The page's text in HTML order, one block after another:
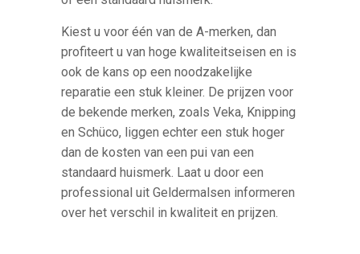
Kiest u voor één van de A-merken, dan
profiteert u van hoge kwaliteitseisen en is
ook de kans op een noodzakelijke
reparatie een stuk kleiner. De prijzen voor
de bekende merken, zoals Veka, Knipping
en Schüco, liggen echter een stuk hoger
dan de kosten van een pui van een
standaard huismerk. Laat u door een
professional uit Geldermalsen informeren
over het verschil in kwaliteit en prijzen.